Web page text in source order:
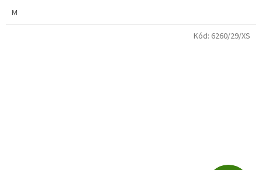
M
Kód: 6260/29/XS